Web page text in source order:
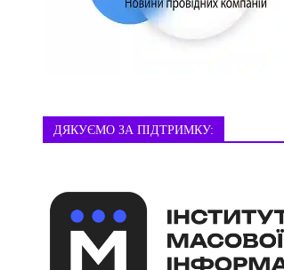
ДЯКУЄМО ЗА ПІДТРИМКУ: